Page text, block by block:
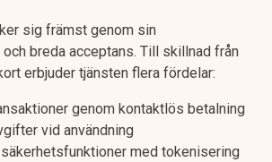
sig främst genom sin
och breda acceptans. Till skillnad från
erbjuder tjänsten flera fördelar:
genom kontaktlös betalning
vid användning
med tokenisering